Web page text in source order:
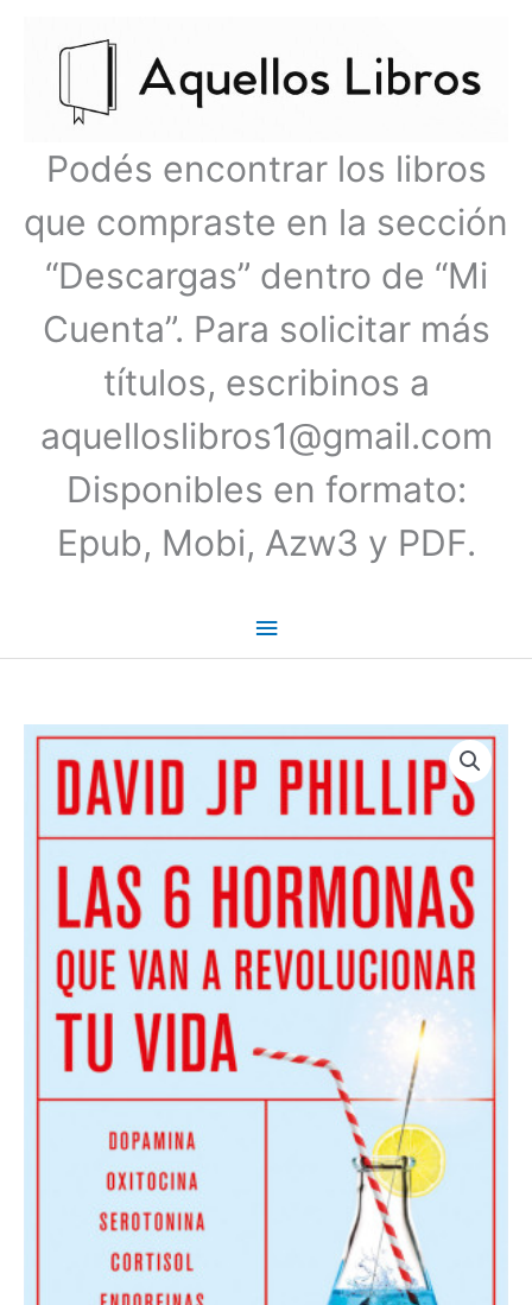
Podés encontrar los libros
que compraste en la sección
“Descargas” dentro de “Mi
Cuenta”. Para solicitar más
títulos, escribinos a
aquelloslibros1@gmail.com
Disponibles en formato:
Epub, Mobi, Azw3 y PDF.
principal
Las
hormonas
van
revolucionar
vida
David
Phillips
cantidad